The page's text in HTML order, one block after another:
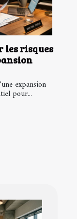
les risques
expansion
pour...